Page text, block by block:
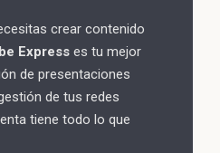
crear contenido
Express es tu mejor
de presentaciones
de tus redes
tiene todo lo que